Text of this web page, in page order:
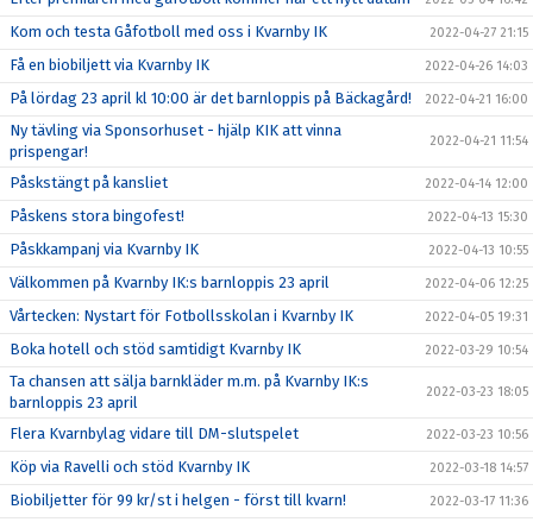
Kom och testa Gåfotboll med oss i Kvarnby IK 2022-04-27 21:15
Få en biobiljett via Kvarnby IK 2022-04-26 14:03
På lördag 23 april kl 10:00 är det barnloppis på Bäckagård! 2022-04-21 16:00
Ny tävling via Sponsorhuset - hjälp KIK att vinna
prispengar!
2022-04-21 11:54
Påskstängt på kansliet 2022-04-14 12:00
Påskens stora bingofest! 2022-04-13 15:30
Påskkampanj via Kvarnby IK 2022-04-13 10:55
Välkommen på Kvarnby IK:s barnloppis 23 april 2022-04-06 12:25
Vårtecken: Nystart för Fotbollsskolan i Kvarnby IK 2022-04-05 19:31
Boka hotell och stöd samtidigt Kvarnby IK 2022-03-29 10:54
Ta chansen att sälja barnkläder m.m. på Kvarnby IK:s
barnloppis 23 april
2022-03-23 18:05
Flera Kvarnbylag vidare till DM-slutspelet 2022-03-23 10:56
Köp via Ravelli och stöd Kvarnby IK 2022-03-18 14:57
Biobiljetter för 99 kr/st i helgen - först till kvarn! 2022-03-17 11:36